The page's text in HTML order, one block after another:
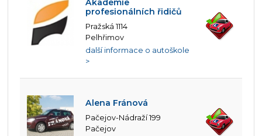
Akademie
profesionálních řidičů
Pražská 1114
Pelhřimov
další informace o autoškole
>
Alena Fránová
Pačejov-Nádraží 199
Pačejov